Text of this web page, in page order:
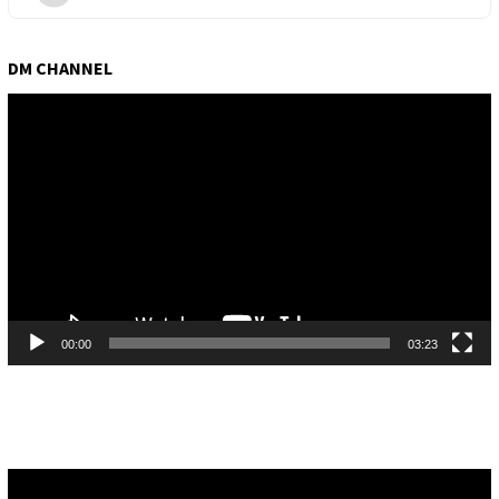
DM CHANNEL
00:00 03:23